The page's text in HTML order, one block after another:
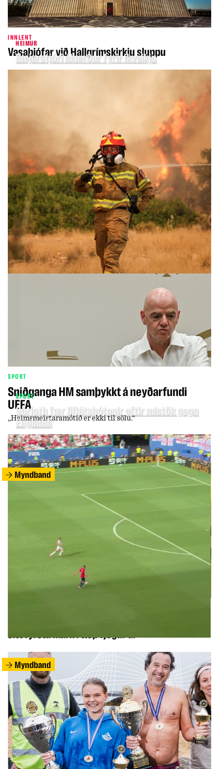
INNLENT
Vasaþjófar við Hallgrímskirkju sluppu
HEIMUR
Bæjarstjóri ákærður fyrir íkveikju
SPORT
SPORT
Sniðganga HM samþykkt á neyðarfundi
UEFA
„Heimsmeistaramótið er ekki til sölu.“
SPORT
Sörloth fær líflátshótanir eftir mistök gegn
Englandi
Myndband
Myndband